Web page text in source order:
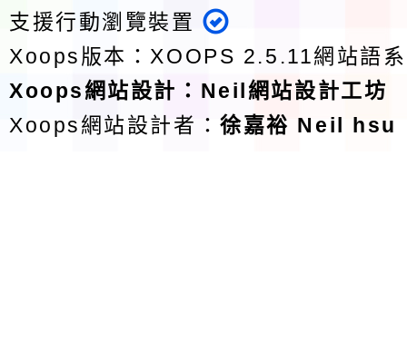
支援行動瀏覽裝置
Xoops版本： XOOPS 2.5.11網站語
Xoops網站設計 ： Neil網站設計工坊
Xoops網站設計者：徐嘉裕 Neil hsu